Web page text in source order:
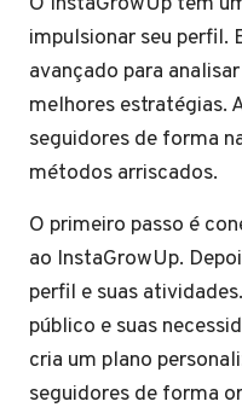
impulsionar seu perfil.
avançado para
melhores estratégias.
seguidores de forma
métodos arriscados.
O primeiro passo é
ao InstaGrowUp.
perfil e suas
público e suas
cria um plano
seguidores de forma